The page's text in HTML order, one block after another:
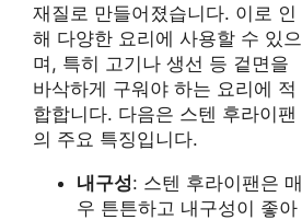
재질로 만들어졌습니다. 이로 인
해 다양한 요리에 사용할 수 있으
며, 특히 고기나 생선 등 겉면을
바삭하게 구워야 하는 요리에 적
합합니다. 다음은 스텐 후라이팬
의 주요 특징입니다.
내구성: 스텐 후라이팬은 매
우 튼튼하고 내구성이 좋아